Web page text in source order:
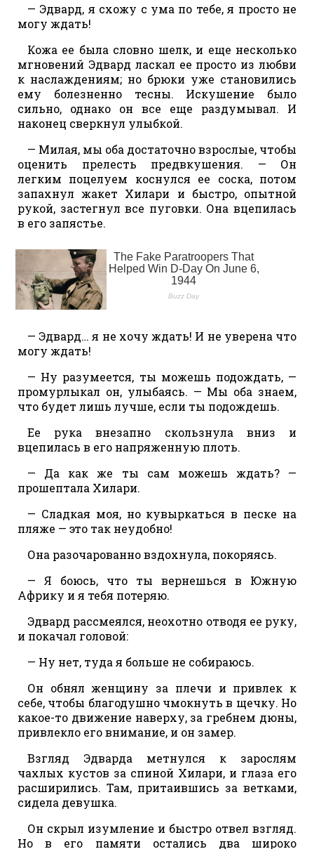
— Эдвард, я схожу с ума по тебе, я просто не
могу ждать!
Кожа ее была словно шелк, и еще несколько
мгновений Эдвард ласкал ее просто из любви
к наслаждениям; но брюки уже становились
ему болезненно тесны. Искушение было
сильно, однако он все еще раздумывал. И
наконец сверкнул улыбкой.
— Милая, мы оба достаточно взрослые, чтобы
оценить прелесть предвкушения. — Он
легким поцелуем коснулся ее соска, потом
запахнул жакет Хилари и быстро, опытной
рукой, застегнул все пуговки. Она вцепилась
в его запястье.
— Эдвард… я не хочу ждать! И не уверена что
могу ждать!
— Ну разумеется, ты можешь подождать, —
промурлыкал он, улыбаясь. — Мы оба знаем,
что будет лишь лучше, если ты подождешь.
Ее рука внезапно скользнула вниз и
вцепилась в его напряженную плоть.
— Да как же ты сам можешь ждать? —
прошептала Хилари.
— Сладкая моя, но кувыркаться в песке на
пляже — это так неудобно!
Она разочарованно вздохнула, покоряясь.
— Я боюсь, что ты вернешься в Южную
Африку и я тебя потеряю.
Эдвард рассмеялся, неохотно отводя ее руку,
и покачал головой:
— Ну нет, туда я больше не собираюсь.
Он обнял женщину за плечи и привлек к
себе, чтобы благодушно чмокнуть в щечку. Но
какое-то движение наверху, за гребнем дюны,
привлекло его внимание, и он замер.
Взгляд Эдварда метнулся к зарослям
чахлых кустов за спиной Хилари, и глаза его
расширились. Там, притаившись за ветками,
сидела девушка.
Он скрыл изумление и быстро отвел взгляд.
Но в его памяти остались два широко